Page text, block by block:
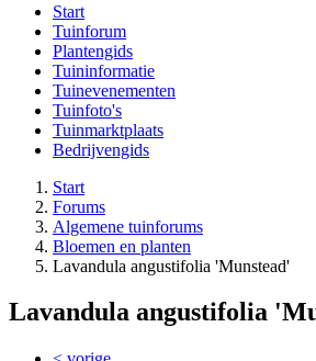
Start
Tuinforum
Plantengids
Tuininformatie
Tuinevenementen
Tuinfoto's
Tuinmarktplaats
Bedrijvengids
Start
Forums
Algemene tuinforums
Bloemen en planten
Lavandula angustifolia 'Munstead'
Lavandula angustifolia